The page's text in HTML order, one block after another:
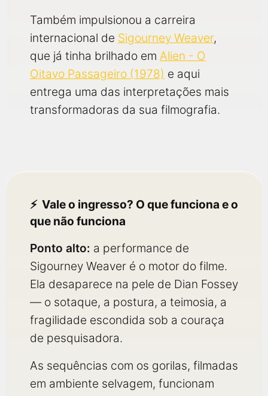
Também impulsionou a carreira
internacional de Sigourney Weaver,
que já tinha brilhado em Alien - O
Oitavo Passageiro (1978) e aqui
entrega uma das interpretações mais
transformadoras da sua filmografia.
Vale o ingresso? O que funciona e o
que não funciona
Ponto alto: a performance de
Sigourney Weaver é o motor do filme.
Ela desaparece na pele de Dian Fossey
— o sotaque, a postura, a teimosia, a
fragilidade escondida sob a couraça
de pesquisadora.
As sequências com os gorilas, filmadas
em ambiente selvagem, funcionam